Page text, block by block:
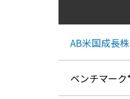
AB米国成長
ベンチマーク